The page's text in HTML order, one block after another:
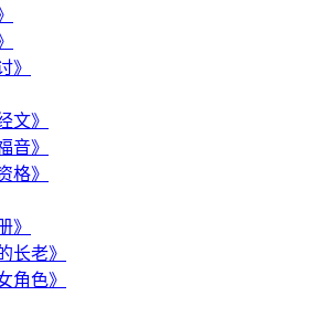
》
文》
音》
格》
》
长老》
角色》